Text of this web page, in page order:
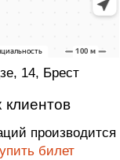
14, Брест
клиентов
производится
билет